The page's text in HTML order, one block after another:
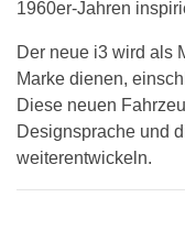
1960er-Jahren
Der neue i3 wird als
Marke dienen,
Diese neuen
Designsprache und
weiterentwickeln.